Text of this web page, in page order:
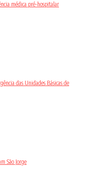
médica pré-hospitalar
das Unidades Básicas de
São Jorge